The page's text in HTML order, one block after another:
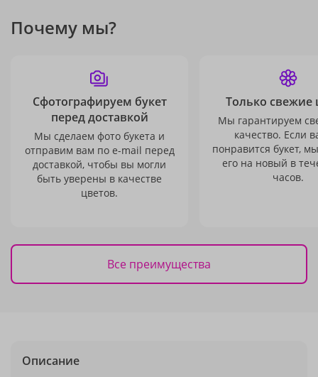
Почему мы?
Сфотографируем букет
перед доставкой
Мы сделаем фото букета и
отправим вам по e-mail перед
доставкой, чтобы вы могли
быть уверены в качестве
цветов.
Только свежие
Мы гарантируем
качество. Если
понравится букет,
его на новый в
часов.
Все преимущества
Описание